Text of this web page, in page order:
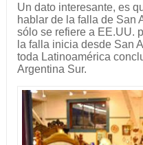
Un dato interesante, es
hablar de la falla de San
sólo se refiere a EE.UU.
la falla inicia desde San
toda Latinoamérica
Argentina Sur.